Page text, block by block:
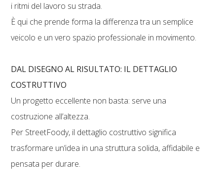
i ritmi del lavoro su strada.
È qui che prende forma la differenza tra un semplice
veicolo e un vero spazio professionale in movimento.
DAL DISEGNO AL RISULTATO: IL DETTAGLIO
COSTRUTTIVO
Un progetto eccellente non basta: serve una
costruzione all’altezza.
Per StreetFoody, il dettaglio costruttivo significa
trasformare un’idea in una struttura solida, affidabile e
pensata per durare.